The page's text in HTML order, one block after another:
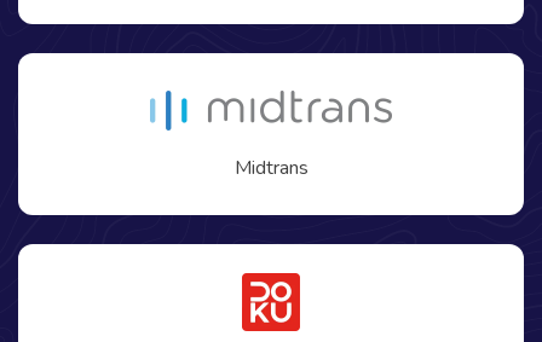
Midtrans